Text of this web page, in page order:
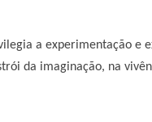
a experimentação e
da imaginação, na